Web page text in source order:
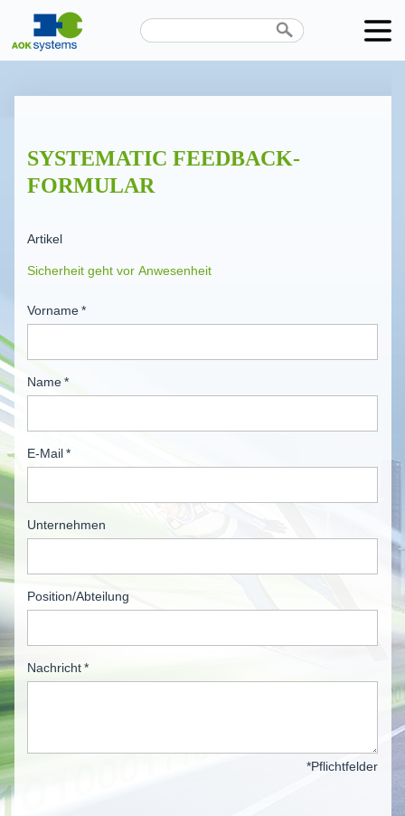
SYSTEMATIC FEEDBACK-
FORMULAR
Artikel
Vorname *
Name *
E-Mail *
Unternehmen
Position/Abteilung
Nachricht *
*Pflichtfelder
Karriere
Kontakt
Datenschutz